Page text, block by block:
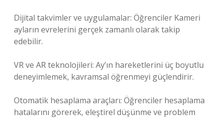
Dijital takvimler ve uygulamalar: Öğrenciler Kameri
ayların evrelerini gerçek zamanlı olarak takip
edebilir.
VR ve AR teknolojileri: Ay’ın hareketlerini üç boyutlu
deneyimlemek, kavramsal öğrenmeyi güçlendirir.
Otomatik hesaplama araçları: Öğrenciler hesaplama
hatalarını görerek, eleştirel düşünme ve problem